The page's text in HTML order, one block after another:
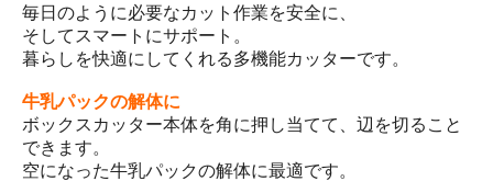
毎日のように必要なカット作業を安全に、
そしてスマートにサポート。
暮らしを快適にしてくれる多機能カッターです。
牛乳パックの解体に
ボックスカッター本体を角に押し当てて、辺を切ること
できます。
空になった牛乳パックの解体に最適です。